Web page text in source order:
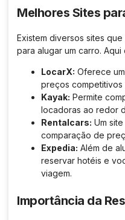
Melhores Sites
Existem diversos sites
para alugar um carro.
LocarX: Oferece
preços
Kayak: Permite
locadoras ao redor
Rentalcars: Um
comparação de
Expedia: Além de
reservar hotéis e
viagem.
Importância da